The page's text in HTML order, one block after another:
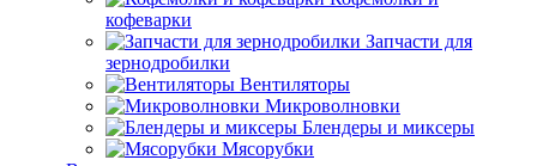
кофеварки
Запчасти для
зернодробилки
Вентиляторы
Микроволновки
Блендеры и миксеры
Мясорубки